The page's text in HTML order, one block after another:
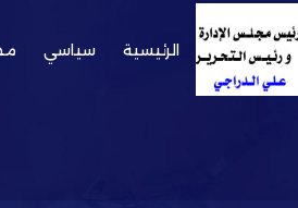
الرئيسية سياسي